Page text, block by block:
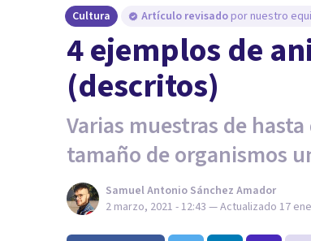
Cultura Artículo revisado por nuestro
4 ejemplos de
(descritos)
Varias muestras de
tamaño de organismos
Samuel Antonio Sánchez Amador
2 marzo, 2021 - 12:43 — Actualizado 17